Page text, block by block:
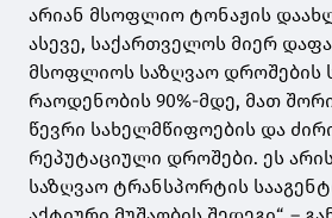
არიან მსოფლიო ტონაჟის
ასევე, საქართველოს მიერ
მსოფლიოს საზღვაო დროშების
რაოდენობის 90%-მდე, მათ
წევრი სახელმწიფოების და
რეპუტაციული დროშები. ეს
საზღვაო ტრანსპორტის